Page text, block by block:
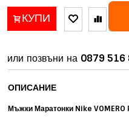
КУПИ
или позвъни на 0879 516
ОПИСАНИЕ
Мъжки Маратонки Nike